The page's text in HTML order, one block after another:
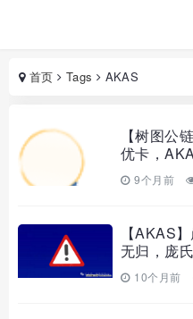
首页 Tags AKAS
【树图公
优卡，
要等9个月前
【AKAS
无归，庞
10个月前